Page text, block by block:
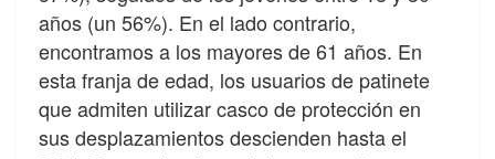
años (un 56%). En el lado contrario,
encontramos a los mayores de 61 años. En
esta franja de edad, los usuarios de patinete
que admiten utilizar casco de protección en
sus desplazamientos descienden hasta el